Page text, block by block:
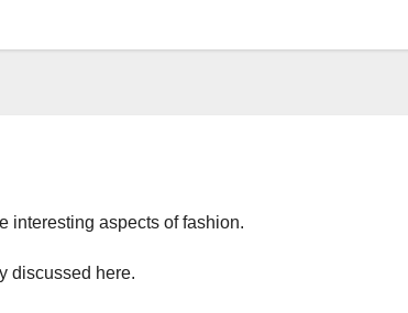
interesting aspects of fashion.
discussed here.